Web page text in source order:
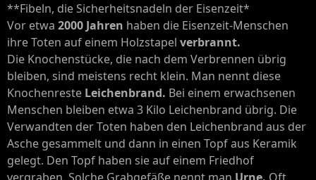
**Fibeln, die Sicherheitsnadeln der Eisenzeit*
Vor etwa 2000 Jahren haben die Eisenzeit-Menschen
ihre Toten auf einem Holzstapel verbrannt.
Die Knochenstücke, die nach dem Verbrennen übrig
bleiben, sind meistens recht klein. Man nennt diese
Knochenreste Leichenbrand. Bei einem erwachsenen
Menschen bleiben etwa 3 Kilo Leichenbrand übrig. Die
Verwandten der Toten haben den Leichenbrand aus der
Asche gesammelt und dann in einen Topf aus Keramik
gelegt. Den Topf haben sie auf einem Friedhof